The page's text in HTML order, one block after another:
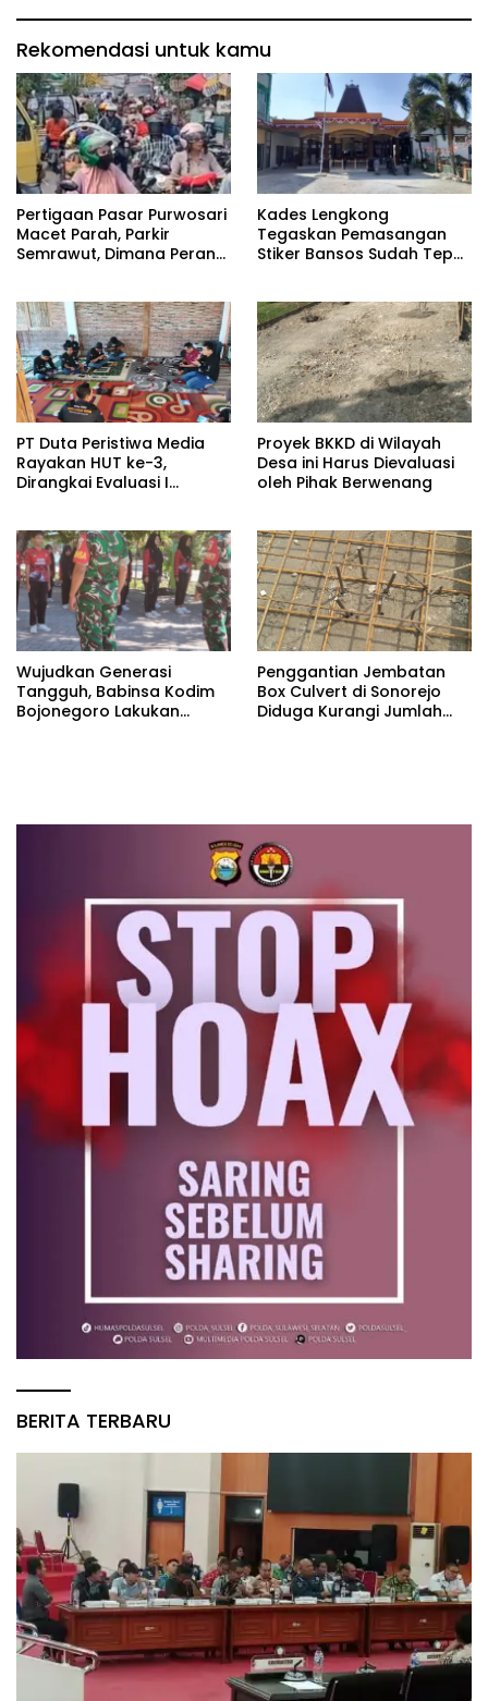
Rekomendasi untuk kamu
Pertigaan Pasar Purwosari
Macet Parah, Parkir
Semrawut, Dimana Peran
Kades Lengkong
Tegaskan Pemasangan
Stiker Bansos Sudah Tepat
PT Duta Peristiwa Media
Rayakan HUT ke-3,
Dirangkai Evaluasi I
Proyek BKKD di Wilayah
Desa ini Harus Dievaluasi
oleh Pihak Berwenang
Wujudkan Generasi
Tangguh, Babinsa Kodim
Bojonegoro Lakukan
Penggantian Jembatan
Box Culvert di Sonorejo
Diduga Kurangi Jumlah
BERITA TERBARU